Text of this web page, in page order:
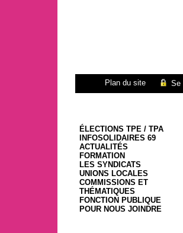
Plan du site Se
ÉLECTIONS TPE / TPA
INFOSOLIDAIRES 69
ACTUALITÉS
FORMATION
LES SYNDICATS
UNIONS LOCALES
COMMISSIONS ET
THÉMATIQUES
FONCTION PUBLIQUE
POUR NOUS JOINDRE